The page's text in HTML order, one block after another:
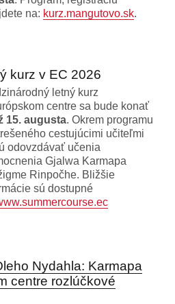
na: kurz.mangutovo.sk.
kurz v EC 2026
letný kurz
centre sa bude konať
15. augusta. Okrem programu
cestujúcimi učiteľmi
odovzdávať učenia
Gjalwa Karmapa
Rinpočhe. Bližšie
sú dostupné
Nydahla: Karmapa
centre rozlúčkové